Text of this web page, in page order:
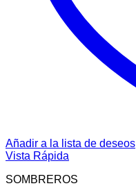
Añadir a la lista de deseos
Vista Rápida
SOMBREROS